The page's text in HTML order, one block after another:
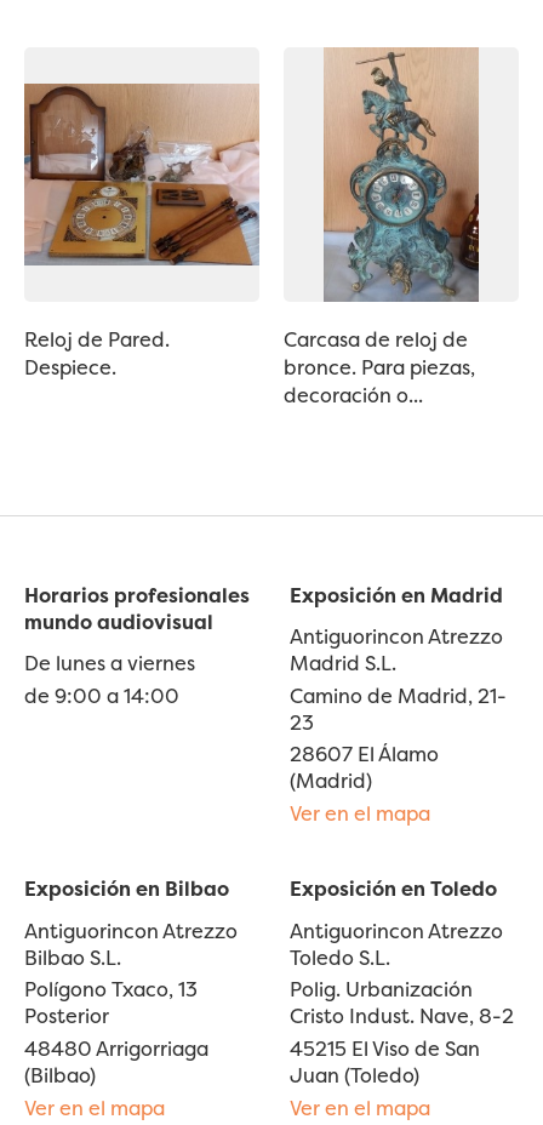
Reloj de Pared.
Despiece.
Carcasa de reloj de
bronce. Para piezas,
decoración o...
Horarios profesionales
mundo audiovisual
De lunes a viernes
de 9:00 a 14:00
Exposición en Madrid
Antiguorincon Atrezzo
Madrid S.L.
Camino de Madrid, 21-
23
28607 El Álamo
(Madrid)
Ver en el mapa
Exposición en Bilbao
Antiguorincon Atrezzo
Bilbao S.L.
Polígono Txaco, 13
Posterior
48480 Arrigorriaga
(Bilbao)
Ver en el mapa
Exposición en Toledo
Antiguorincon Atrezzo
Toledo S.L.
Polig. Urbanización
Cristo Indust. Nave, 8-2
45215 El Viso de San
Juan (Toledo)
Ver en el mapa